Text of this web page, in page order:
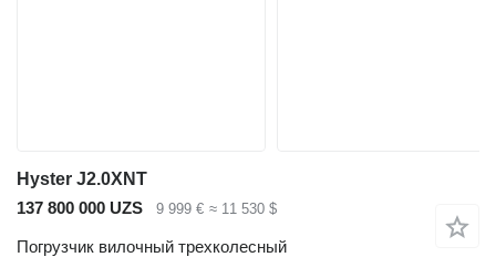
Hyster J2.0XNT
137 800 000 UZS
9 999 € ≈ 11 530 $
Погрузчик вилочный трехколесный